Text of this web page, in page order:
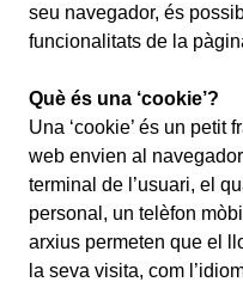
seu navegador, és
funcionalitats de la
Què és una ‘cookie’?
Una ‘cookie’ és un petit
web envien al
terminal de l’usuari, el
personal, un telèfon
arxius permeten que el
la seva visita, com